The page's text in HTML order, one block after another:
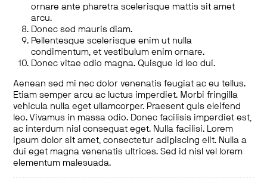
ornare ante pharetra scelerisque mattis sit amet
arcu.
Donec sed mauris diam.
Pellentesque scelerisque enim ut nulla
condimentum, et vestibulum enim ornare.
Donec vitae odio magna. Quisque id leo dui.
Aenean sed mi nec dolor venenatis feugiat ac eu tellus.
Etiam semper arcu ac luctus imperdiet. Morbi fringilla
vehicula nulla eget ullamcorper. Praesent quis eleifend
leo. Vivamus in massa odio. Donec facilisis imperdiet est,
ac interdum nisl consequat eget. Nulla facilisi. Lorem
ipsum dolor sit amet, consectetur adipiscing elit. Nulla a
dui eget magna venenatis ultrices. Sed id nisl vel lorem
elementum malesuada.